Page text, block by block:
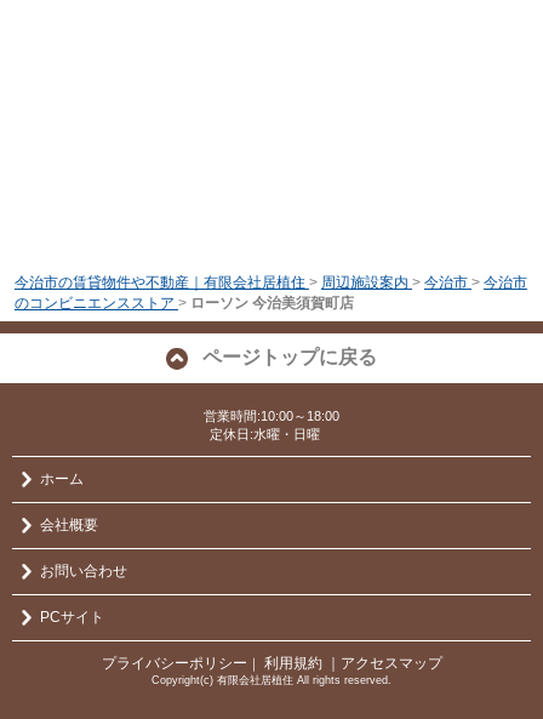
今治市の賃貸物件や不動産｜有限会社居植住 > 周辺施設案内 > 今治市 > 今治市
のコンビニエンスストア > ローソン 今治美須賀町店
ページトップに戻る
営業時間:10:00～18:00
定休日:水曜・日曜
ホーム
会社概要
お問い合わせ
PCサイト
プライバシーポリシー ｜ 利用規約 ｜アクセスマップ
Copyright(c) 有限会社居植住 All rights reserved.